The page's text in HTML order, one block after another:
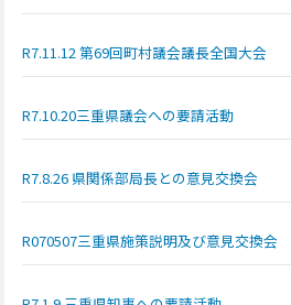
R7.11.12 第69回町村議会議長全国大会
R7.10.20三重県議会への要請活動
R7.8.26 県関係部局長との意見交換会
R070507三重県施策説明及び意見交換会